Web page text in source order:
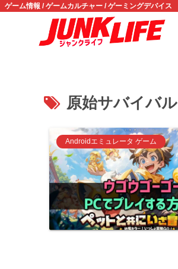
ゲーム情報 / ゲームカルチャー / ゲーミングデバイス
原始サバイバル
Androidエミュレータ ゲーム